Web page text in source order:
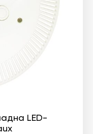
LED-